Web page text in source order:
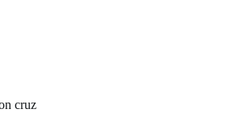
cruz